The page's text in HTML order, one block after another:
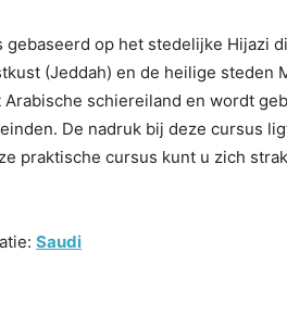
gebaseerd op het stedelijke Hijazi
(Jeddah) en de heilige steden
Arabische schiereiland en wordt
De nadruk bij deze cursus
praktische cursus kunt u zich
Saudi